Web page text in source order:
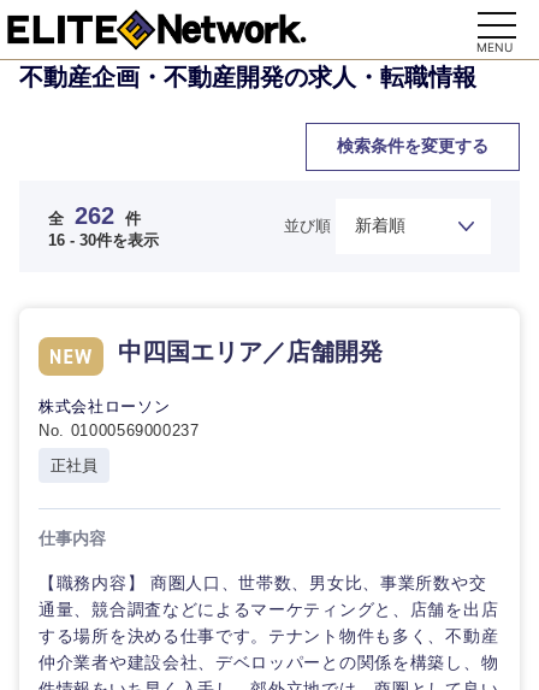
MENU
不動産企画・不動産開発の求人・転職情報
検索条件を変更する
全 262 件
16 - 30件を表示
並び順
中四国エリア／店舗開発
株式会社ローソン
No. 01000569000237
正社員
仕事内容
【職務内容】 商圏人口、世帯数、男女比、事業所数や交
通量、競合調査などによるマーケティングと、店舗を出店
する場所を決める仕事です。テナント物件も多く、不動産
仲介業者や建設会社、デベロッパーとの関係を構築し、物